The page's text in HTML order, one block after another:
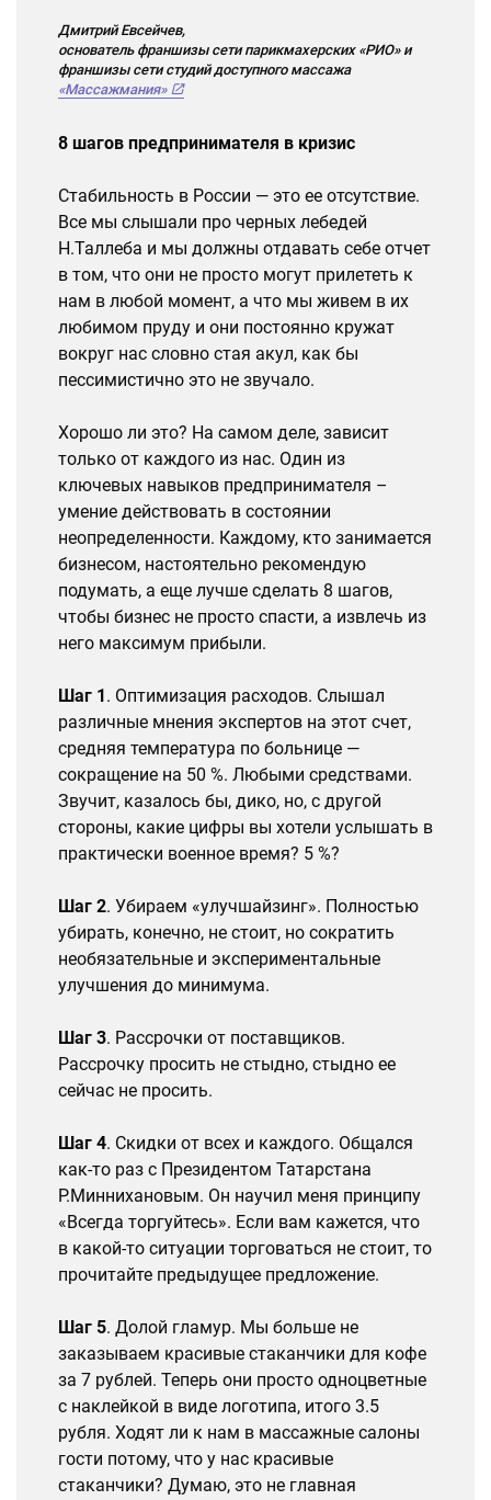
Дмитрий Евсейчев,
основатель франшизы сети парикмахерских «РИО» и
франшизы сети студий доступного массажа
«Массажмания»
8 шагов предпринимателя в кризис
Стабильность в России — это ее отсутствие.
Все мы слышали про черных лебедей
Н.Таллеба и мы должны отдавать себе отчет
в том, что они не просто могут прилететь к
нам в любой момент, а что мы живем в их
любимом пруду и они постоянно кружат
вокруг нас словно стая акул, как бы
пессимистично это не звучало.
Хорошо ли это? На самом деле, зависит
только от каждого из нас. Один из
ключевых навыков предпринимателя –
умение действовать в состоянии
неопределенности. Каждому, кто занимается
бизнесом, настоятельно рекомендую
подумать, а еще лучше сделать 8 шагов,
чтобы бизнес не просто спасти, а извлечь из
него максимум прибыли.
Шаг 1. Оптимизация расходов. Слышал
различные мнения экспертов на этот счет,
средняя температура по больнице —
сокращение на 50 %. Любыми средствами.
Звучит, казалось бы, дико, но, с другой
стороны, какие цифры вы хотели услышать в
практически военное время? 5 %?
Шаг 2. Убираем «улучшайзинг». Полностью
убирать, конечно, не стоит, но сократить
необязательные и экспериментальные
улучшения до минимума.
Шаг 3. Рассрочки от поставщиков.
Рассрочку просить не стыдно, стыдно ее
сейчас не просить.
Шаг 4. Скидки от всех и каждого. Общался
как-то раз с Президентом Татарстана
Р.Миннихановым. Он научил меня принципу
«Всегда торгуйтесь». Если вам кажется, что
в какой-то ситуации торговаться не стоит, то
прочитайте предыдущее предложение.
Шаг 5. Долой гламур. Мы больше не
заказываем красивые стаканчики для кофе
за 7 рублей. Теперь они просто одноцветные
с наклейкой в виде логотипа, итого 3.5
рубля. Ходят ли к нам в массажные салоны
гости потому, что у нас красивые
стаканчики? Думаю, это не главная